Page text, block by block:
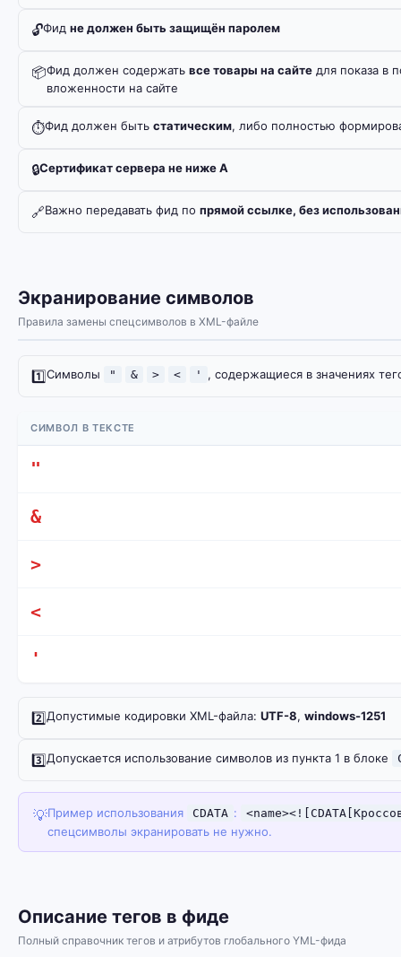
🔓Фид не должен быть защищён паролем
📦Фид должен содержать все товары на сайте для показа в
вложенности на сайте
⏱️Фид должен быть статическим, либо полностью
🔒Сертификат сервера не ниже A
🔗Важно передавать фид по прямой ссылке, без
Экранирование символов
Правила замены спецсимволов в XML-файле
1️⃣Символы " & > < ' , содержащиеся в значениях
СИМВОЛ В ТЕКСТЕ
"
&
>
<
'
2️⃣Допустимые кодировки XML-файла: UTF-8, windows-1251
3️⃣Допускается использование символов из пункта 1 в блоке
💡Пример использования CDATA :
спецсимволы экранировать не нужно.
Описание тегов в фиде
Полный справочник тегов и атрибутов глобального YML-фида